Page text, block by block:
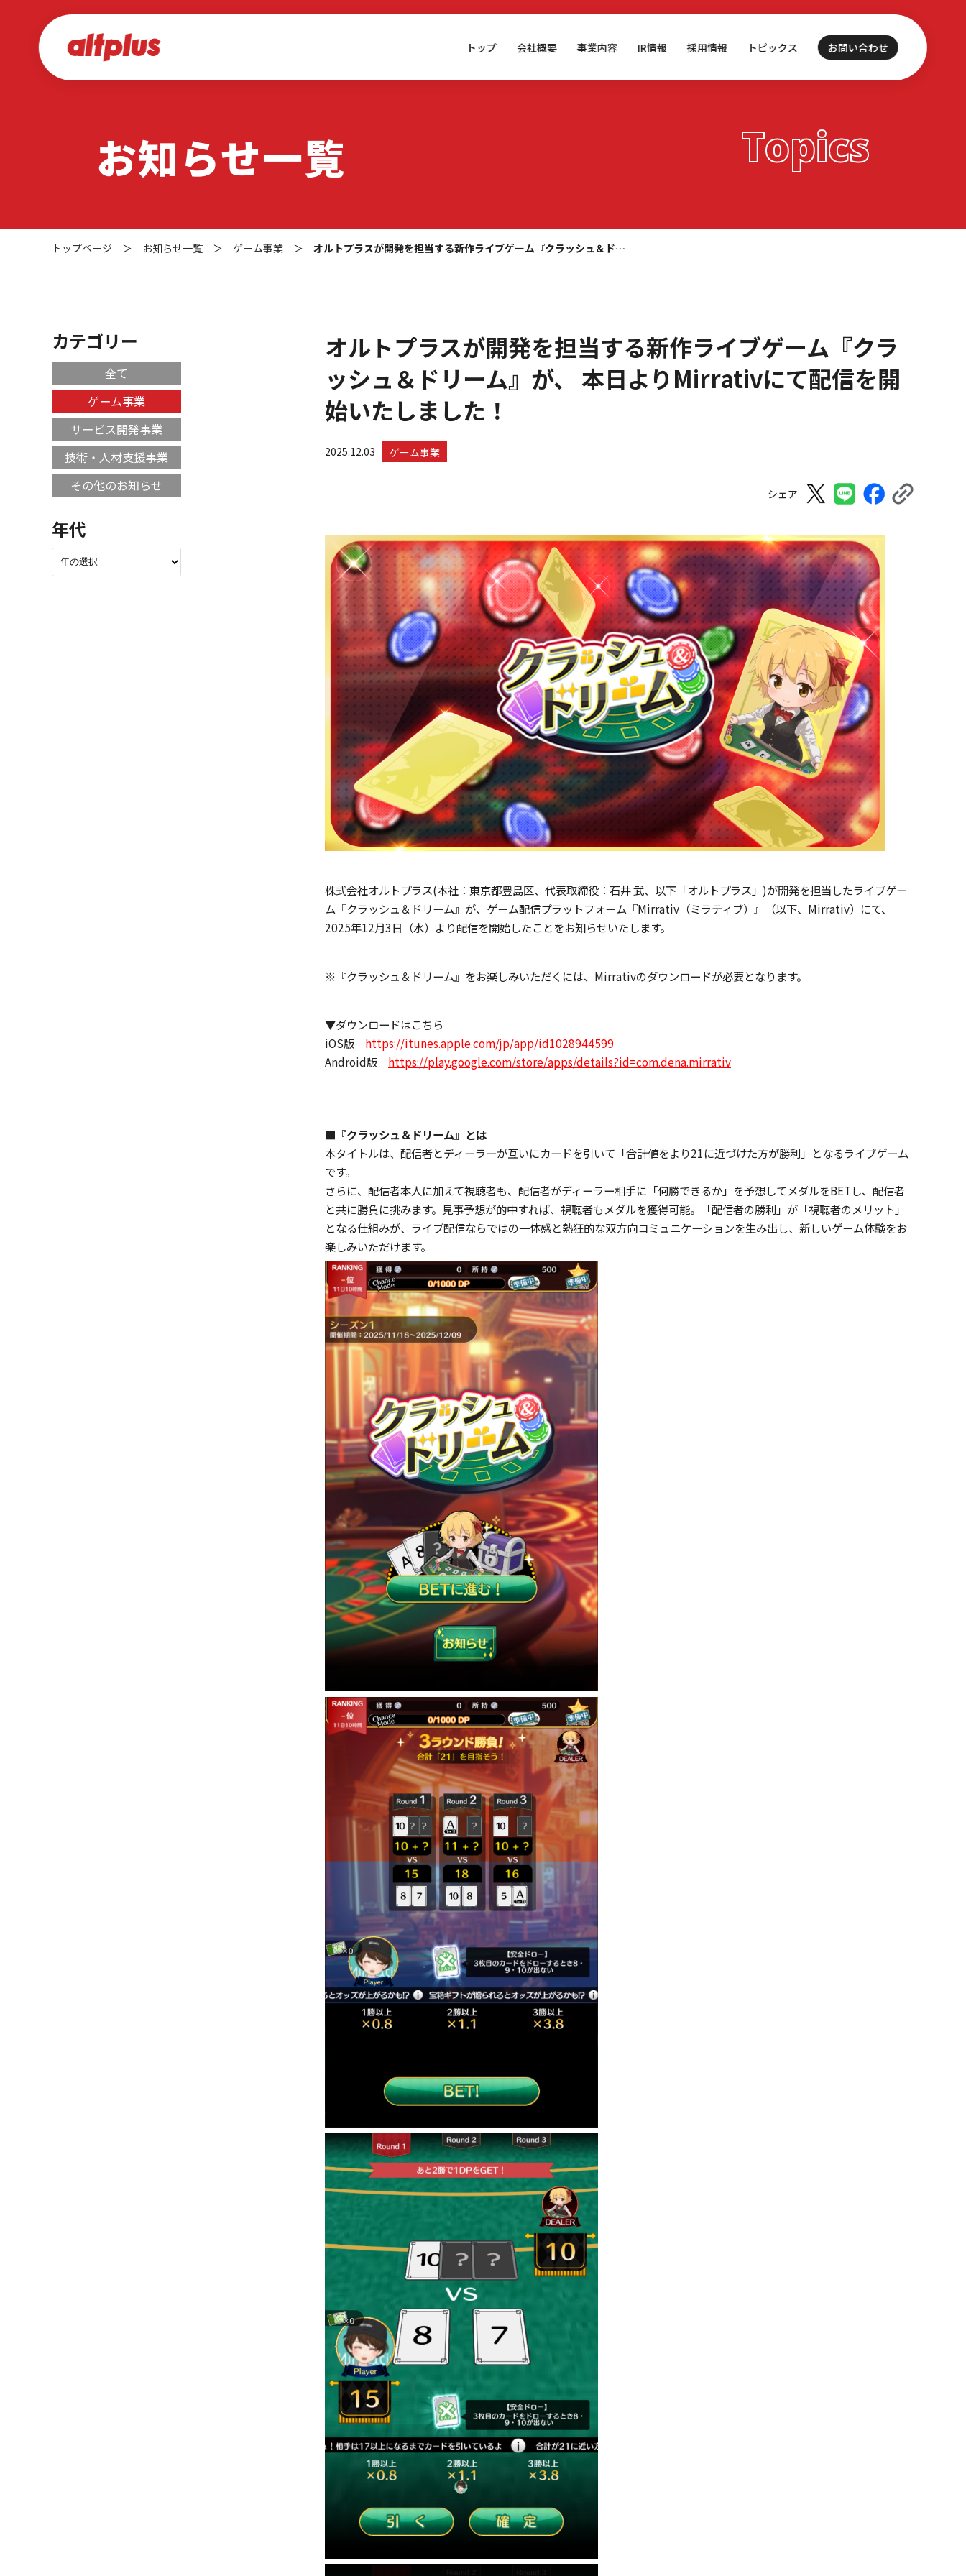
トップ 会社概要 事業内容 IR情報 採用情報 トピックス お問い合わせ
お知らせ一覧 Topics
トップページ ＞ お知らせ一覧 ＞ ゲーム事業 ＞ オルトプラスが開発を担当する新作ライブゲーム『クラッシュ＆ド…
オルトプラスが開発を担当する新作ライブゲーム『クラ
ッシュ＆ドリーム』が、 本日よりMirrativにて配信を開
始いたしました！
2025.12.03 ゲーム事業
シェア
株式会社オルトプラス(本社：東京都豊島区、代表取締役：石井 武、以下「オルトプラス」)が開発を担当したライブゲー
ム『クラッシュ＆ドリーム』が、ゲーム配信プラットフォーム『Mirrativ（ミラティブ）』（以下、Mirrativ）にて、
2025年12月3日（水）より配信を開始したことをお知らせいたします。
※『クラッシュ＆ドリーム』をお楽しみいただくには、Mirrativのダウンロードが必要となります。
▼ダウンロードはこちら
iOS版 https://itunes.apple.com/jp/app/id1028944599
Android版 https://play.google.com/store/apps/details?id=com.dena.mirrativ
■『クラッシュ＆ドリーム』とは
本タイトルは、配信者とディーラーが互いにカードを引いて「合計値をより21に近づけた方が勝利」となるライブゲーム
です。
さらに、配信者本人に加えて視聴者も、配信者がディーラー相手に「何勝できるか」を予想してメダルをBETし、配信者
と共に勝負に挑みます。見事予想が的中すれば、視聴者もメダルを獲得可能。「配信者の勝利」が「視聴者のメリット」
となる仕組みが、ライブ配信ならではの一体感と熱狂的な双方向コミュニケーションを生み出し、新しいゲーム体験をお
楽しみいただけます。
カテゴリー
全て
ゲーム事業
サービス開発事業
技術・人材支援事業
その他のお知らせ
年代